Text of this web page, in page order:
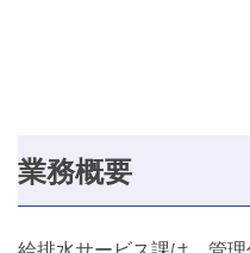
業務概要